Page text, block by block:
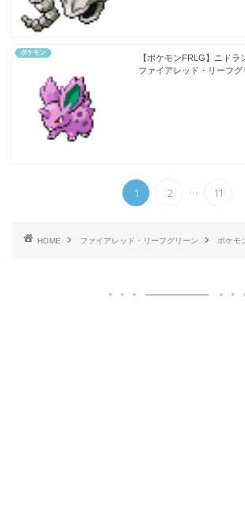
ポケモン
【ポケモンFRLG】ニドラ
ファイアレッド・リーフグ
1 2 ... 11
HOME ファイアレッド・リーフグリーン ポケモ